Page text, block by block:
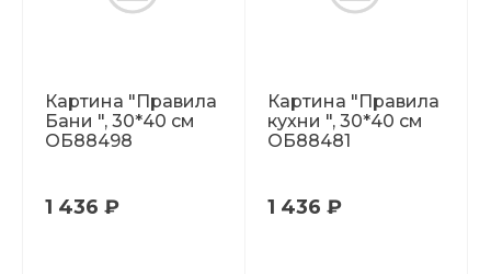
Картина "Правила
Бани ", 30*40 см
ОБ88498
1 436 ₽
Картина "Правила
кухни ", 30*40 см
ОБ88481
1 436 ₽